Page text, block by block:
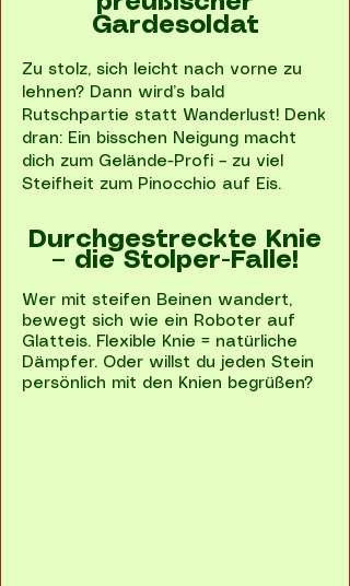
Gardesoldat
Zu stolz, sich leicht nach vorne zu
lehnen? Dann wird’s bald
Rutschpartie statt Wanderlust! Denk
dran: Ein bisschen Neigung macht
dich zum Gelände-Profi – zu viel
Steifheit zum Pinocchio auf Eis.
Durchgestreckte Knie
– die Stolper-Falle!
Wer mit steifen Beinen wandert,
bewegt sich wie ein Roboter auf
Glatteis. Flexible Knie = natürliche
Dämpfer. Oder willst du jeden Stein
persönlich mit den Knien begrüßen?